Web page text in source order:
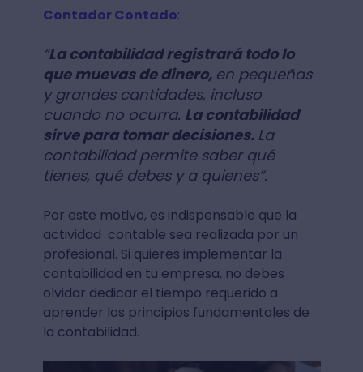
Contador Contado:
“La contabilidad registrará todo lo
que muevas de dinero, en pequeñas
y grandes cantidades, incluso
cuando no ocurra. La contabilidad
sirve para tomar decisiones. La
contabilidad permite saber qué
tienes, qué debes y a quienes”.
Por este motivo, es indispensable que la
actividad contable sea realizada por un
profesional. Si quieres implementar la
contabilidad en tu empresa, no debes
olvidar dedicar el tiempo requerido a
aprender los principios fundamentales de
la contabilidad.